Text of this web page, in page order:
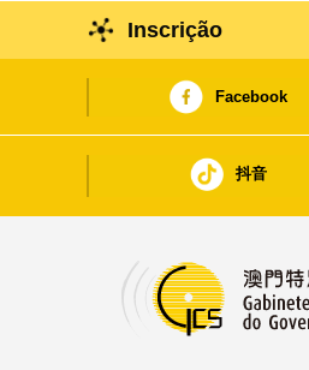
Inscrição
Facebook
抖音